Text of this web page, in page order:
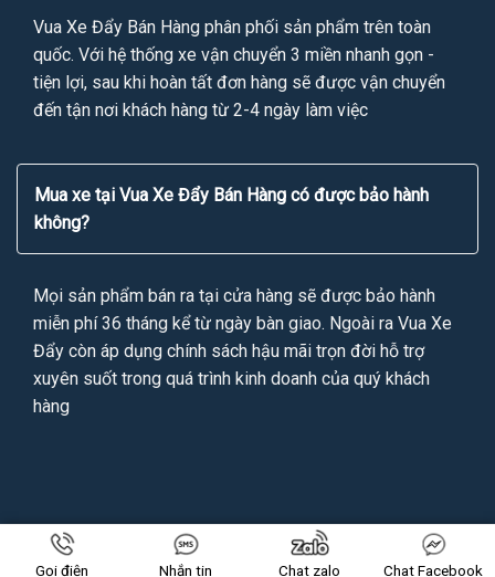
Vua Xe Đẩy Bán Hàng phân phối sản phẩm trên toàn
quốc. Với hệ thống xe vận chuyển 3 miền nhanh gọn -
tiện lợi, sau khi hoàn tất đơn hàng sẽ được vận chuyển
đến tận nơi khách hàng từ 2-4 ngày làm việc
Mua xe tại Vua Xe Đẩy Bán Hàng có được bảo hành
không?
Mọi sản phẩm bán ra tại cửa hàng sẽ được bảo hành
miễn phí 36 tháng kể từ ngày bàn giao. Ngoài ra Vua Xe
Đẩy còn áp dụng chính sách hậu mãi trọn đời hỗ trợ
xuyên suốt trong quá trình kinh doanh của quý khách
hàng
Copyright 2026 © VUAXEDAYBANHANG.VNAll Rights Reserved
Gọi điện Nhắn tin Chat zalo Chat Facebook